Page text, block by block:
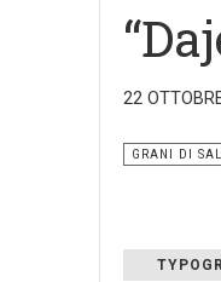
22
GRANI DI